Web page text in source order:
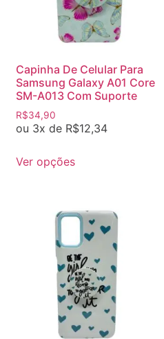
Capinha De Celular Para
Samsung Galaxy A01 Core
SM-A013 Com Suporte
R$34,90
ou 3x de R$12,34
Ver opções